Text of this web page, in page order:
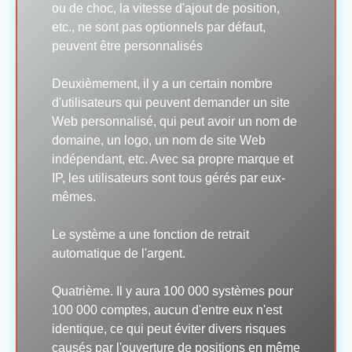
ou de choc, la vitesse d'ajout de position,
etc., ne sont pas optionnels par défaut,
peuvent être personnalisés
Deuxièmement, il y a un certain nombre
d'utilisateurs qui peuvent demander un site
Web personnalisé, qui peut avoir un nom de
domaine, un logo, un nom de site Web
indépendant, etc. Avec sa propre marque et
IP, les utilisateurs sont tous gérés par eux-
mêmes.
Le système a une fonction de retrait
automatique de l'argent.
Quatrième. Il y aura 100 000 systèmes pour
100 000 comptes, aucun d'entre eux n'est
identique, ce qui peut éviter divers risques
causés par l'ouverture de positions en même